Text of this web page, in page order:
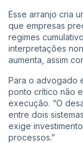
Esse arranjo cria
que empresas
regimes
interpretações
aumenta, assim
Para o advogado
ponto crítico não
execução. “O
entre dois
exige
processos.”